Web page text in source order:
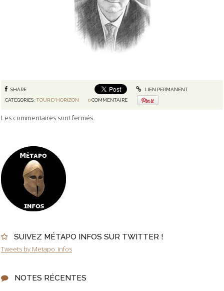
SUIVEZ MÉTAPO INFOS SUR TWITTER !
Tweets by Metapo_infos
NOTES RÉCENTES
SHARE
LIEN PERMANENT
CATÉGORIES :TOUR D'HORIZON 0 COMMENTAIRE
Les commentaires sont fermés.